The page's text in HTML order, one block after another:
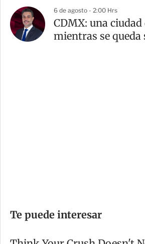
6 de agosto - 2:00 Hrs
CDMX: una
mientras se queda